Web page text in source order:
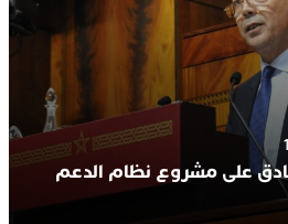
على مشروع نظام الدعم